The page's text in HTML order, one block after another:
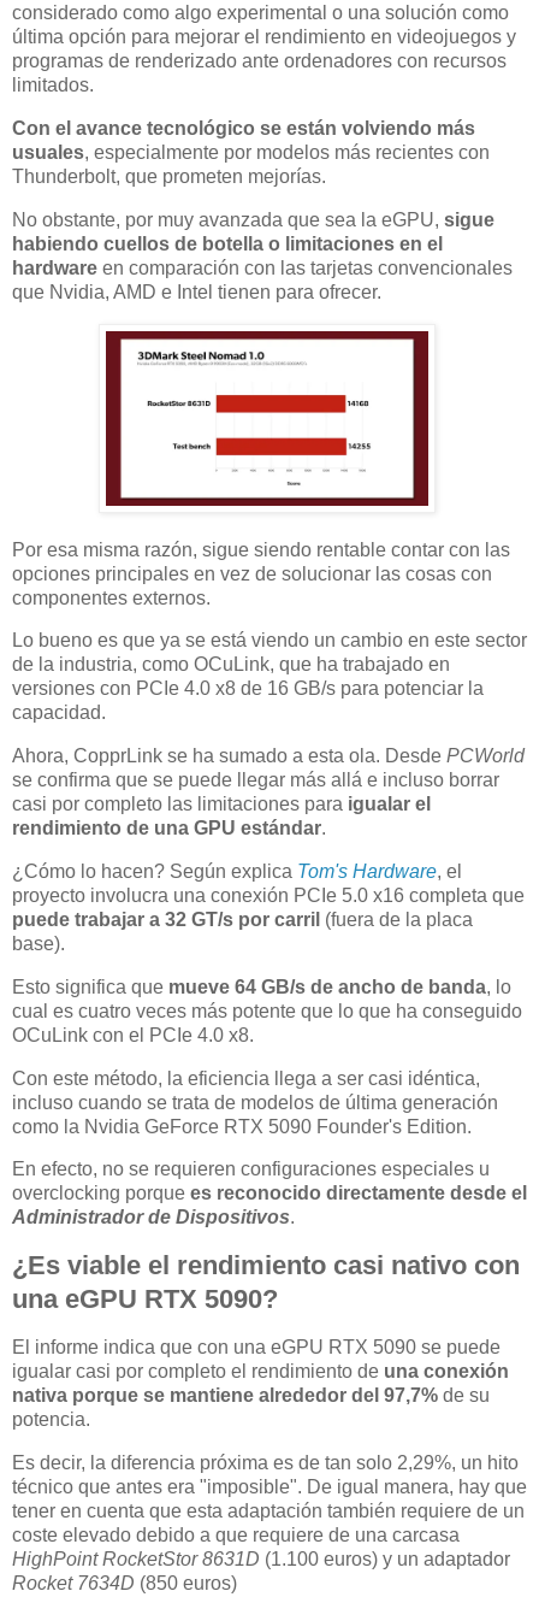
considerado como algo experimental o una solución como
última opción para mejorar el rendimiento en videojuegos y
programas de renderizado ante ordenadores con recursos
limitados.
Con el avance tecnológico se están volviendo más
usuales, especialmente por modelos más recientes con
Thunderbolt, que prometen mejorías.
No obstante, por muy avanzada que sea la eGPU, sigue
habiendo cuellos de botella o limitaciones en el
hardware en comparación con las tarjetas convencionales
que Nvidia, AMD e Intel tienen para ofrecer.
Por esa misma razón, sigue siendo rentable contar con las
opciones principales en vez de solucionar las cosas con
componentes externos.
Lo bueno es que ya se está viendo un cambio en este sector
de la industria, como OCuLink, que ha trabajado en
versiones con PCIe 4.0 x8 de 16 GB/s para potenciar la
capacidad.
Ahora, CopprLink se ha sumado a esta ola. Desde PCWorld
se confirma que se puede llegar más allá e incluso borrar
casi por completo las limitaciones para igualar el
rendimiento de una GPU estándar.
¿Cómo lo hacen? Según explica Tom's Hardware, el
proyecto involucra una conexión PCIe 5.0 x16 completa que
puede trabajar a 32 GT/s por carril (fuera de la placa
base).
Esto significa que mueve 64 GB/s de ancho de banda, lo
cual es cuatro veces más potente que lo que ha conseguido
OCuLink con el PCIe 4.0 x8.
Con este método, la eficiencia llega a ser casi idéntica,
incluso cuando se trata de modelos de última generación
como la Nvidia GeForce RTX 5090 Founder's Edition.
En efecto, no se requieren configuraciones especiales u
overclocking porque es reconocido directamente desde el
Administrador de Dispositivos.
¿Es viable el rendimiento casi nativo con
una eGPU RTX 5090?
El informe indica que con una eGPU RTX 5090 se puede
igualar casi por completo el rendimiento de una conexión
nativa porque se mantiene alrededor del 97,7% de su
potencia.
Es decir, la diferencia próxima es de tan solo 2,29%, un hito
técnico que antes era "imposible". De igual manera, hay que
tener en cuenta que esta adaptación también requiere de un
coste elevado debido a que requiere de una carcasa
HighPoint RocketStor 8631D (1.100 euros) y un adaptador
Rocket 7634D (850 euros)